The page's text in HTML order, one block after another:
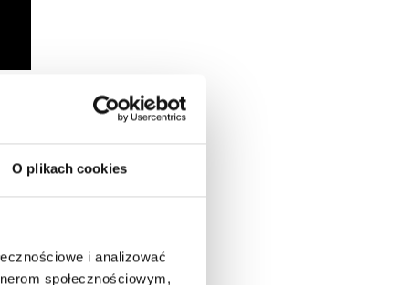
O plikach cookies
i analizować
społecznościowym,